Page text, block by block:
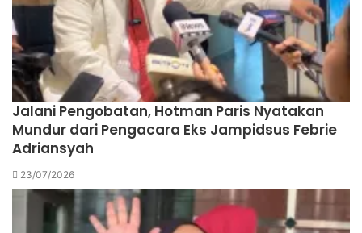
Jalani Pengobatan, Hotman Paris Nyatakan
Mundur dari Pengacara Eks Jampidsus Febrie
Adriansyah
23/07/2026